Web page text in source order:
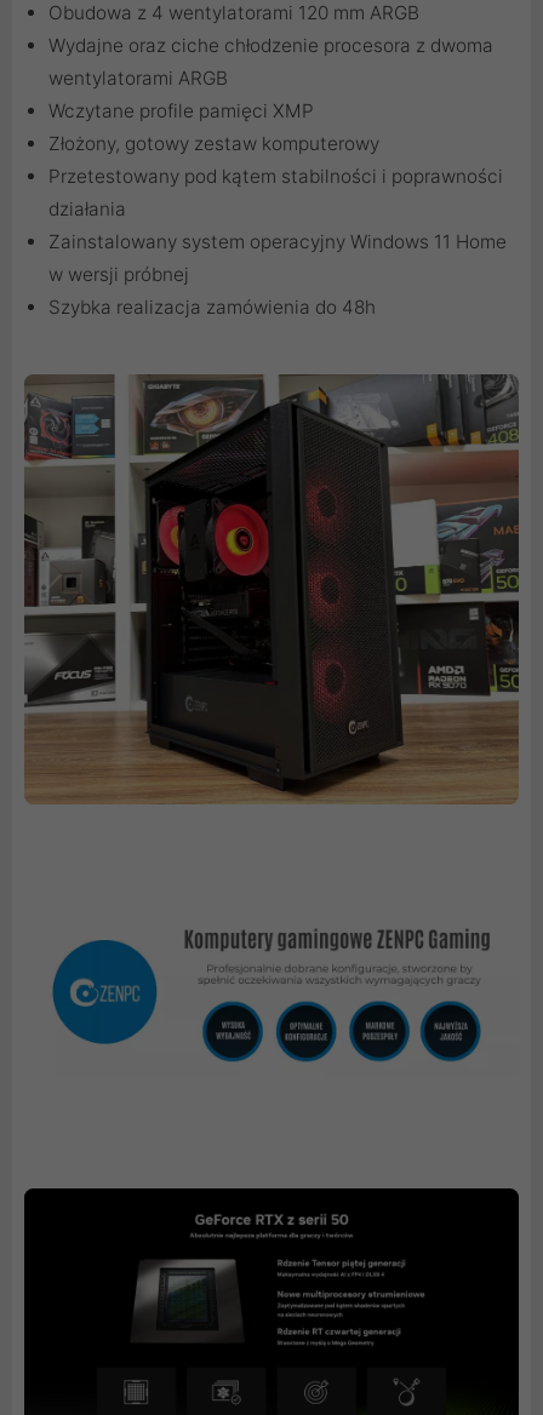
Obudowa z 4 wentylatorami 120 mm ARGB
Wydajne oraz ciche chłodzenie procesora z dwoma
wentylatorami ARGB
Wczytane profile pamięci XMP
Złożony, gotowy zestaw komputerowy
Przetestowany pod kątem stabilności i poprawności
działania
Zainstalowany system operacyjny Windows 11 Home
w wersji próbnej
Szybka realizacja zamówienia do 48h